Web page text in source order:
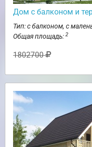
Дом с балконом и
Тип: с балконом, с
Общая площадь: 2
1802700